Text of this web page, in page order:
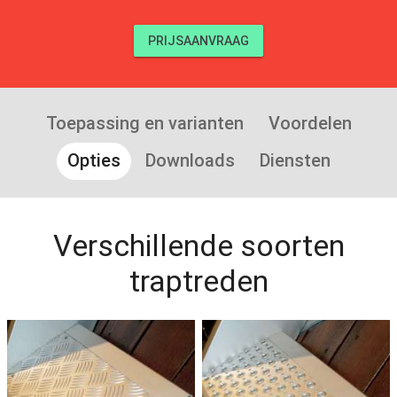
PRIJSAANVRAAG
Toepassing en varianten
Voordelen
Opties
Downloads Diensten
Verschillende soorten
traptreden